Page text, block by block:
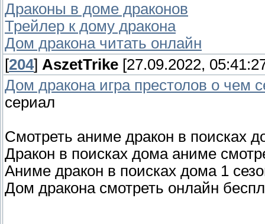
Драконы в доме драконов
Трейлер к дому дракона
Дом дракона читать онлайн
[204] AszetTrike [27.09.2022,
Дом дракона игра престолов о чем
сериал
Смотреть аниме дракон в поисках
Дракон в поисках дома аниме
Аниме дракон в поисках дома 1
Дом дракона смотреть онлайн